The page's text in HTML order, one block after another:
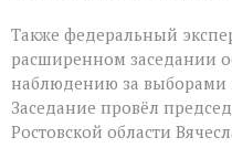
Также федеральный
расширенном заседании
наблюдению за выборами
Заседание провёл
Ростовской области